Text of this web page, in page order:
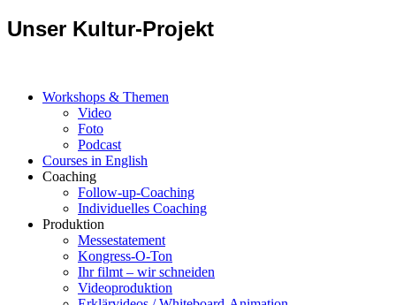
Unser Kultur-Projekt
Workshops & Themen
Video
Foto
Podcast
Courses in English
Coaching
Follow-up-Coaching
Individuelles Coaching
Produktion
Messestatement
Kongress-O-Ton
Ihr filmt – wir schneiden
Videoproduktion